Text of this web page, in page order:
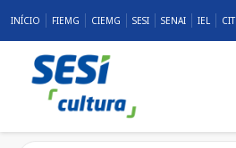
INÍCIO FIEMG CIEMG SESI SENAI IEL CIT